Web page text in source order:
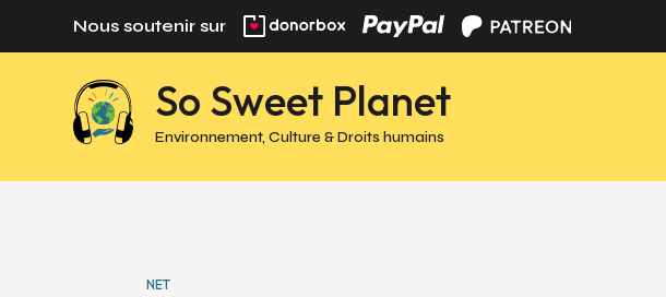
Nous soutenir sur
So Sweet Planet
Environnement, Culture & Droits humains
NET
Panneau de gestion des cookies